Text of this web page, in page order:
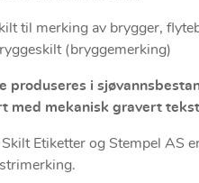
til merking av brygger,
(bryggemerking)
produseres i
med mekanisk gravert
Skilt Etiketter og Stempel AS